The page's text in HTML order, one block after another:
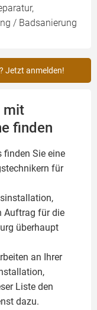
/ Badsanierung
Jetzt anmelden!
mit
finden
finden Sie eine
für
Auftrag für die
überhaupt
an Ihrer
Liste den
dazu.